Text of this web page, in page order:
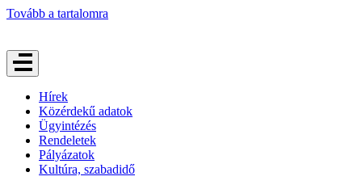
Tovább a tartalomra
Hírek
Közérdekű adatok
Ügyintézés
Rendeletek
Pályázatok
Kultúra, szabadidő